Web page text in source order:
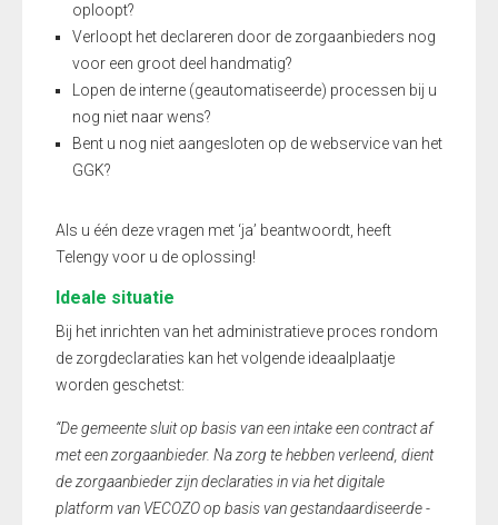
oploopt?
Verloopt het declareren door de zorgaanbieders nog
voor een groot deel handmatig?
Lopen de interne (geautomatiseerde) processen bij u
nog niet naar wens?
Bent u nog niet aangesloten op de webservice van het
GGK?
Als u één deze vragen met ‘ja’ beantwoordt, heeft
Telengy voor u de oplossing!
Ideale situatie
Bij het inrichten van het administratieve proces rondom
de zorgdeclaraties kan het volgende ideaalplaatje
worden geschetst:
“De gemeente sluit op basis van een intake een contract af
met een zorgaanbieder. Na zorg te hebben verleend, dient
de zorgaanbieder zijn declaraties in via het digitale
platform van VECOZO op basis van gestandaardiseerde -